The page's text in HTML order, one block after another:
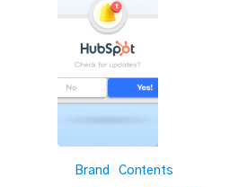
Brand Contents